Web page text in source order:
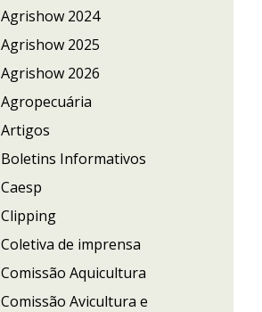
Agrishow 2024
Agrishow 2025
Agrishow 2026
Agropecuária
Artigos
Boletins Informativos
Caesp
Clipping
Coletiva de imprensa
Comissão Aquicultura
Comissão Avicultura e